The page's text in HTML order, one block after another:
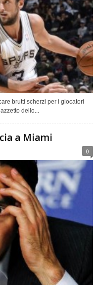
brutti scherzi per i giocatori
dello...
a Miami
0